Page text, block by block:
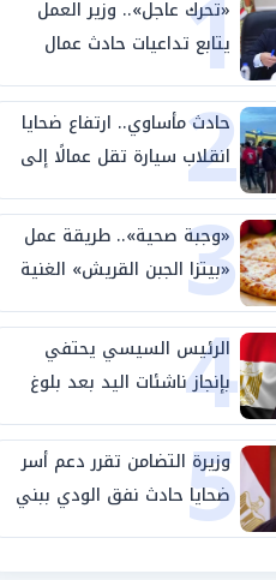
«تحرك عاجل».. وزير العمل
يتابع تداعيات حادث عمال
طريق بني سويف الصحراوي
2
حادث مأساوي.. ارتفاع ضحايا
انقلاب سيارة تقل عمالًا إلى
14 شخصًا
3
«وجبة صحية».. طريقة عمل
«بيتزا الجبن القريش» الغنية
بالبروتين
4
الرئيس السيسي يحتفي
بإنجاز ناشئات اليد بعد بلوغ
نصف نهائي كأس العالم
5
وزيرة التضامن تقرر دعم أسر
ضحايا حادث نفق الودي ببني
سويف